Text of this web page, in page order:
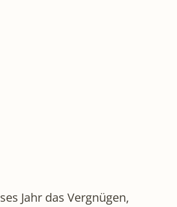
Jahr das Vergnügen,